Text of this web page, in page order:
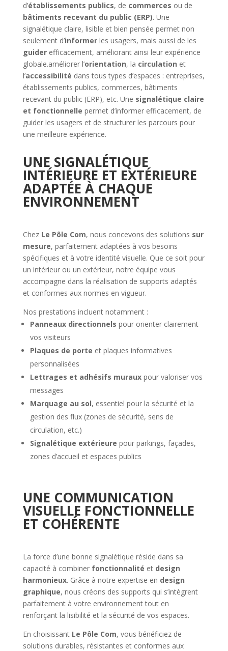
d’établissements publics, de commerces ou de
bâtiments recevant du public (ERP). Une
signalétique claire, lisible et bien pensée permet non
seulement d’informerles usagers, mais aussi de les
guiderefficacement, améliorant ainsi leur expérience
globale.améliorer l’orientation, la circulation et
l’accessibilité dans tous types d’espaces : entreprises,
établissements publics, commerces, bâtiments
recevant du public (ERP), etc. Une signalétique claire
et fonctionnelle permet d’informer efficacement, de
guider les usagers et de structurer les parcours pour
une meilleure expérience.
UNE SIGNALÉTIQUE
INTÉRIEURE ET EXTÉRIEURE
ADAPTÉE À CHAQUE
ENVIRONNEMENT
Chez Le Pôle Com, nous concevons des solutions sur
mesure, parfaitement adaptées à vos besoins
spécifiques et à votre identité visuelle. Que ce soit pour
un intérieur ou un extérieur, notre équipe vous
accompagne dans la réalisation de supports adaptés
et conformes aux normes en vigueur.
Nos prestations incluent notamment :
Panneaux directionnels pour orienter clairement
vos visiteurs
Plaques de porte et plaques informatives
personnalisées
Lettrages et adhésifs murauxpour valoriser vos
messages
Marquage au sol, essentiel pour la sécurité et la
gestion des flux (zones de sécurité, sens de
circulation, etc.)
Signalétique extérieure pour parkings, façades,
zones d’accueil et espaces publics
UNE COMMUNICATION
VISUELLE FONCTIONNELLE
ET COHÉRENTE
La force d’une bonne signalétique réside dans sa
capacité à combiner fonctionnalité et design
harmonieux. Grâce à notre expertise en design
graphique, nous créons des supports qui s’intègrent
parfaitement à votre environnement tout en
renforçant la lisibilité et la sécurité de vos espaces.
En choisissant Le Pôle Com, vous bénéficiez de
solutions durables, résistantes et conformes aux